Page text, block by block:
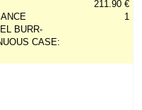
BURR-
CASE:
211.90 €
1